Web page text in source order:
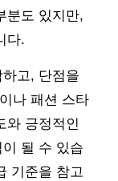
분도 있지만,
다.
고, 단점을
나 패션 스타
와 긍정적인
될 수 있습
기준을 참고